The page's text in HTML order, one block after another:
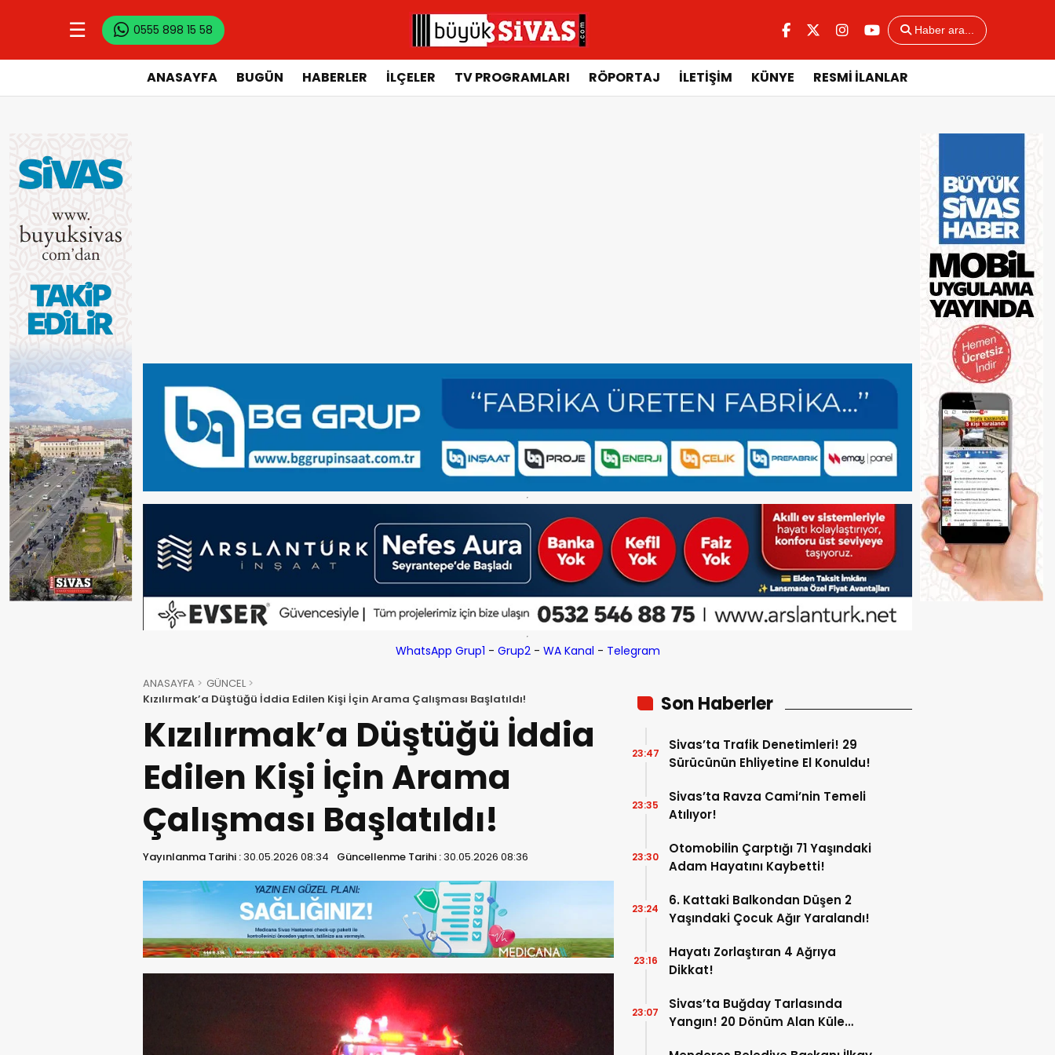
☰ 0555 898 15 58 Haber ara...
ANASAYFA BUGÜN HABERLER İLÇELER TV PROGRAMLARI RÖPORTAJ İLETİŞİM KÜNYE RESMİ İLANLAR
WhatsApp Grup1 - Grup2- WA Kanal - Telegram
ANASAYFA
GÜNCEL
Kızılırmak’a Düştüğü İddia Edilen Kişi İçin Arama Çalışması Başlatıldı!
Kızılırmak’a Düştüğü İddia
Edilen Kişi İçin Arama
Çalışması Başlatıldı!
Yayınlanma Tarihi :30.05.2026 08:34 Güncellenme Tarihi :30.05.2026 08:36
Son Haberler
Sivas’ta Trafik Denetimleri! 29
Sürücünün Ehliyetine El Konuldu!
23:47
Sivas’ta Ravza Cami’nin Temeli
Atılıyor!
23:35
Otomobilin Çarptığı 71 Yaşındaki
Adam Hayatını Kaybetti!
23:30
6. Kattaki Balkondan Düşen 2
Yaşındaki Çocuk Ağır Yaralandı!
23:24
Hayatı Zorlaştıran 4 Ağrıya
Dikkat!
23:16
Sivas’ta Buğday Tarlasında
Yangın! 20 Dönüm Alan Küle
23:07